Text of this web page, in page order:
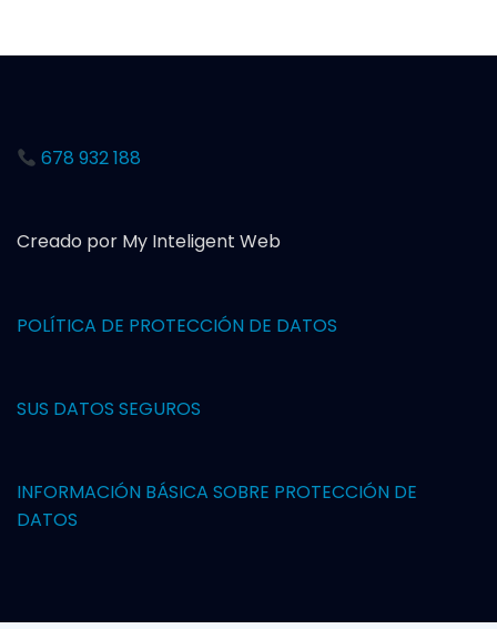
678 932 188
Creado por My Inteligent Web
POLÍTICA DE PROTECCIÓN DE DATOS
SUS DATOS SEGUROS
INFORMACIÓN BÁSICA SOBRE PROTECCIÓN DE
DATOS